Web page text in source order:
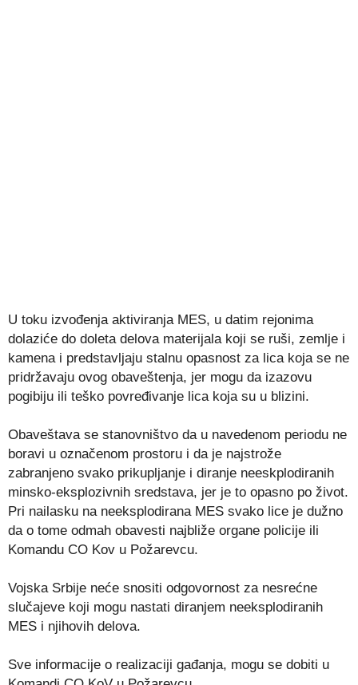
U toku izvođenja aktiviranja MES, u datim rejonima
dolaziće do doleta delova materijala koji se ruši, zemlje i
kamena i predstavljaju stalnu opasnost za lica koja se ne
pridržavaju ovog obaveštenja, jer mogu da izazovu
pogibiju ili teško povređivanje lica koja su u blizini.
Obaveštava se stanovništvo da u navedenom periodu ne
boravi u označenom prostoru i da je najstrože
zabranjeno svako prikupljanje i diranje neeskplodiranih
minsko-eksplozivnih sredstava, jer je to opasno po život.
Pri nailasku na neeksplodirana MES svako lice je dužno
da o tome odmah obavesti najbliže organe policije ili
Komandu CO Kov u Požarevcu.
Vojska Srbije neće snositi odgovornost za nesrećne
slučajeve koji mogu nastati diranjem neeksplodiranih
MES i njihovih delova.
Sve informacije o realizaciji gađanja, mogu se dobiti u